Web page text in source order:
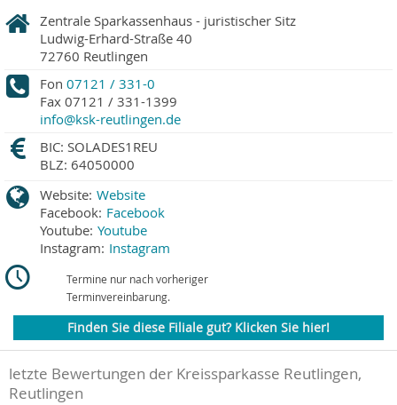
Zentrale Sparkassenhaus - juristischer Sitz
Ludwig-Erhard-Straße 40
72760 Reutlingen
Fon 07121 / 331-0
Fax 07121 / 331-1399
info@ksk-reutlingen.de
BIC: SOLADES1REU
BLZ: 64050000
Website: Website
Facebook: Facebook
Youtube: Youtube
Instagram: Instagram
Termine nur nach vorheriger
Terminvereinbarung.
Finden Sie diese Filiale gut? Klicken Sie hier!
letzte Bewertungen der Kreissparkasse Reutlingen,
Reutlingen